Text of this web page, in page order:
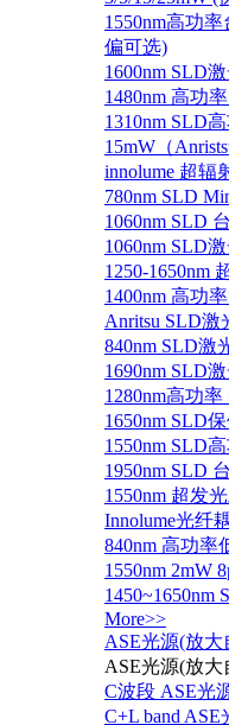
1550nm高功
偏可选)
1600nm SLD
1480nm 高功
1310nm SLD
15mW（
innolume 超辐
780nm SLD
1060nm SLD
1060nm SLD
1250-1650nm
1400nm 高功
Anritsu SLD激
840nm SLD激
1690nm SLD
1280nm高功
1650nm SLD
1550nm SLD
1950nm SLD
1550nm 超发
Innolume光纤
840nm 高功率
1550nm 2mW
1450~1650nm
More>>
ASE光源(放大
ASE光源(放大
C波段 ASE光
C+L band ASE